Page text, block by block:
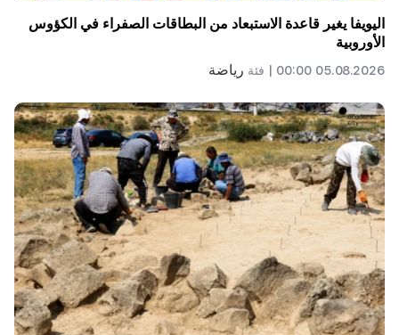
اليويفا يغير قاعدة الاستبعاد من البطاقات الصفراء في الكؤوس
الأوروبية
05.08.2026 00:00 | فئة رياضة